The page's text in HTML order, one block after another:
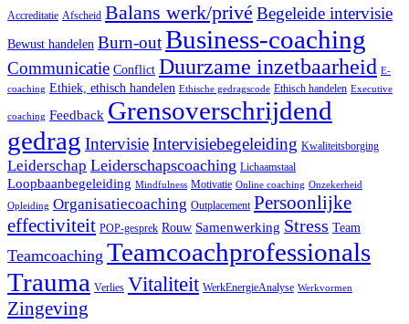
Accreditatie Afscheid Balans werk/privé Begeleide intervisie
Bewust handelen Burn-outBusiness-coaching
Communicatie Conflict Duurzame inzetbaarheid E-
coaching Ethiek, ethisch handelen Ethische gedragscode Ethisch handelen Executive
coaching Feedback Grensoverschrijdend
gedrag IntervisieIntervisiebegeleiding Kwaliteitsborging
Leiderschap Leiderschapscoaching Lichaamstaal
Loopbaanbegeleiding Mindfulness Motivatie Online coaching Onzekerheid
Opleiding Organisatiecoaching Outplacement Persoonlijke
effectiviteit POP-gesprek Rouw Samenwerking Stress Team
Teamcoaching Teamcoachprofessionals
Trauma Verlies Vitaliteit WerkEnergieAnalyse Werkvormen
Zingeving